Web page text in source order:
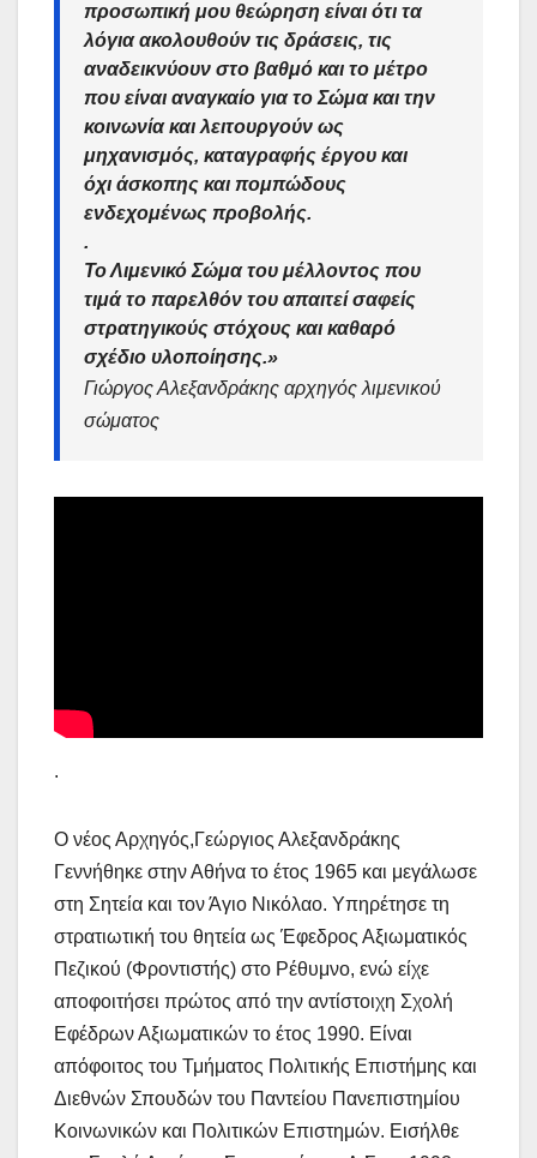
προσωπική μου θεώρηση είναι ότι τα
λόγια ακολουθούν τις δράσεις, τις
αναδεικνύουν στο βαθμό και το μέτρο
που είναι αναγκαίο για το Σώμα και την
κοινωνία και λειτουργούν ως
μηχανισμός, καταγραφής έργου και
όχι άσκοπης και πομπώδους
ενδεχομένως προβολής.
.
Το Λιμενικό Σώμα του μέλλοντος που
τιμά το παρελθόν του απαιτεί σαφείς
στρατηγικούς στόχους και καθαρό
σχέδιο υλοποίησης.»
Γιώργος Αλεξανδράκης αρχηγός λιμενικού
σώματος
.
Ο νέος Αρχηγός,Γεώργιος Αλεξανδράκης
Γεννήθηκε στην Αθήνα το έτος 1965 και μεγάλωσε
στη Σητεία και τον Άγιο Νικόλαο. Υπηρέτησε τη
στρατιωτική του θητεία ως Έφεδρος Αξιωματικός
Πεζικού (Φροντιστής) στο Ρέθυμνο, ενώ είχε
αποφοιτήσει πρώτος από την αντίστοιχη Σχολή
Εφέδρων Αξιωματικών το έτος 1990. Είναι
απόφοιτος του Τμήματος Πολιτικής Επιστήμης και
Διεθνών Σπουδών του Παντείου Πανεπιστημίου
Κοινωνικών και Πολιτικών Επιστημών. Εισήλθε